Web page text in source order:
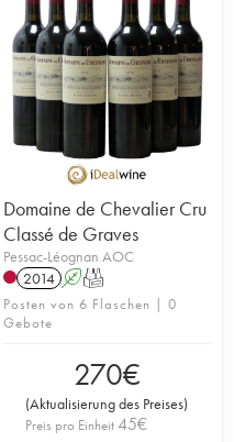
Domaine de Chevalier Cru
Classé de Graves
Pessac-Léognan AOC
2014 AT
Posten von 6 Flaschen | 0
Gebote
270€
(Aktualisierung des Preises)
Preis pro Einheit45€